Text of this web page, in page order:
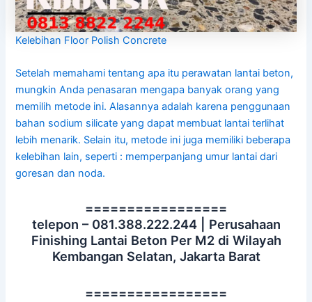
Kelebihan Floor Polish Concrete
Setelah memahami tentang apa itu perawatan lantai beton,
mungkin Anda penasaran mengapa banyak orang yang
memilih metode ini. Alasannya adalah karena penggunaan
bahan sodium silicate yang dapat membuat lantai terlihat
lebih menarik. Selain itu, metode ini juga memiliki beberapa
kelebihan lain, seperti : memperpanjang umur lantai dari
goresan dan noda.
=================
telepon – 081.388.222.244 | Perusahaan
Finishing Lantai Beton Per M2 di Wilayah
Kembangan Selatan, Jakarta Barat
=================